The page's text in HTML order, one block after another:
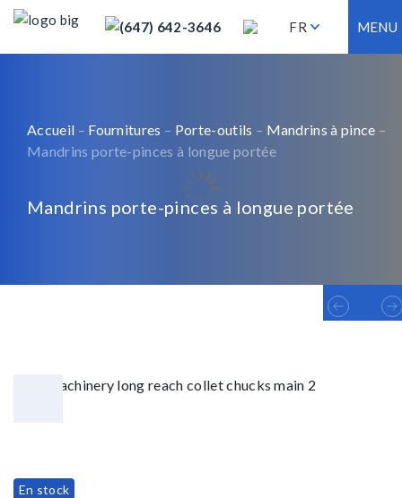
(647) 642-3646 FR MENU
Accueil – Fournitures – Porte-outils – Mandrins à pince –
Mandrins porte-pinces à longue portée
Mandrins porte-pinces à longue portée
En stock